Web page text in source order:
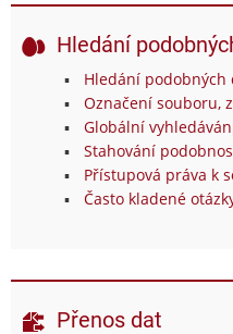
Hledání
Hledání
Označení souboru,
Globální
Stahování
Přístupová práva k
Často kladené
Přenos dat